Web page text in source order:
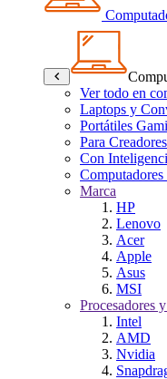
Ver todo en
Laptops y
Portátiles
Para
Con
Computadores
Marca
HP
Lenovo
Acer
Apple
Asus
MSI
Procesadores
Intel
AMD
Nvidia